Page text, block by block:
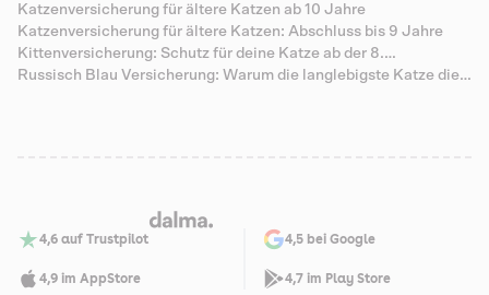
Katzenversicherung für ältere Katzen ab 10 Jahre
Katzenversicherung für ältere Katzen: Abschluss bis 9 Jahre
Kittenversicherung: Schutz für deine Katze ab der 8.
Lebenswoche
Russisch Blau Versicherung: Warum die langlebigste Katze die
4,6 auf Trustpilot 4,5 bei Google
4,9 im AppStore 4,7 im Play Store